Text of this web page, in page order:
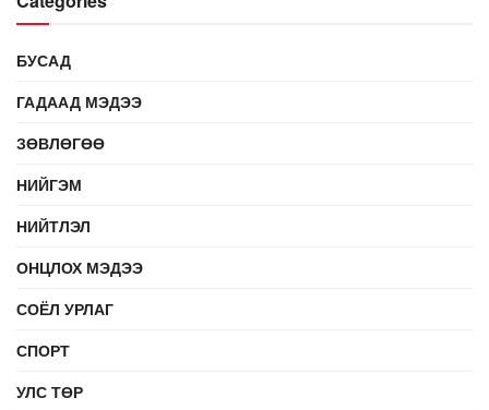
БУСАД
ГАДААД МЭДЭЭ
ЗӨВЛӨГӨӨ
НИЙГЭМ
НИЙТЛЭЛ
ОНЦЛОХ МЭДЭЭ
СОЁЛ УРЛАГ
СПОРТ
УЛС ТӨР